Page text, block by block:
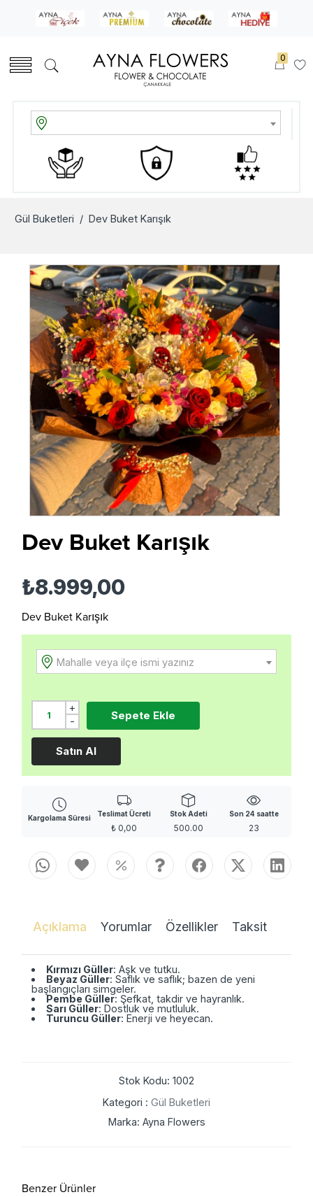
0
Gül Buketleri / Dev Buket Karışık
Dev Buket Karışık
₺8.999,00
Dev Buket Karışık
Mahalle veya ilçe ismi yazınız
+
-
Sepete Ekle
Satın Al
Kargolama Süresi Teslimat Ücreti
₺ 0,00
Stok Adeti
500.00
Son 24 saatte
23
Açıklama Yorumlar Özellikler Taksit
Kırmızı Güller: Aşk ve tutku.
Beyaz Güller: Saflık ve saflık; bazen de yeni
başlangıçları simgeler.
Pembe Güller: Şefkat, takdir ve hayranlık.
Sarı Güller: Dostluk ve mutluluk.
Turuncu Güller: Enerji ve heyecan.
Stok Kodu: 1002
Kategori : Gül Buketleri
Marka: Ayna Flowers
Benzer Ürünler